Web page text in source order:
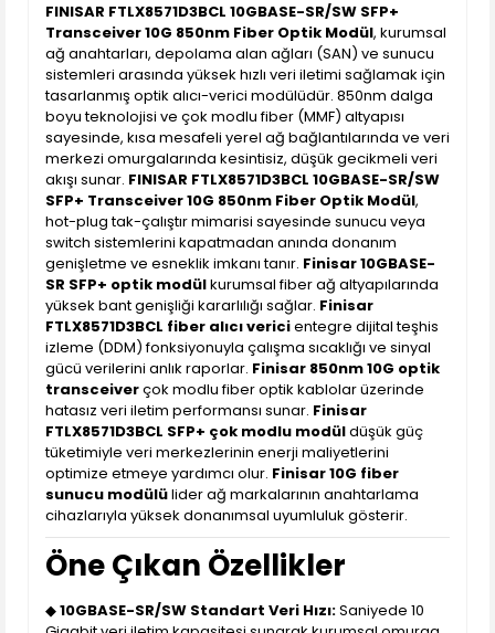
FINISAR FTLX8571D3BCL 10GBASE-SR/SW SFP+
Transceiver 10G 850nm Fiber Optik Modül, kurumsal
ağ anahtarları, depolama alan ağları (SAN) ve sunucu
sistemleri arasında yüksek hızlı veri iletimi sağlamak için
tasarlanmış optik alıcı-verici modülüdür. 850nm dalga
boyu teknolojisi ve çok modlu fiber (MMF) altyapısı
sayesinde, kısa mesafeli yerel ağ bağlantılarında ve veri
merkezi omurgalarında kesintisiz, düşük gecikmeli veri
akışı sunar. FINISAR FTLX8571D3BCL 10GBASE-SR/SW
SFP+ Transceiver 10G 850nm Fiber Optik Modül,
hot-plug tak-çalıştır mimarisi sayesinde sunucu veya
switch sistemlerini kapatmadan anında donanım
genişletme ve esneklik imkanı tanır. Finisar 10GBASE-
SR SFP+ optik modülkurumsal fiber ağ altyapılarında
yüksek bant genişliği kararlılığı sağlar. Finisar
FTLX8571D3BCL fiber alıcı vericientegre dijital teşhis
izleme (DDM) fonksiyonuyla çalışma sıcaklığı ve sinyal
gücü verilerini anlık raporlar. Finisar 850nm 10G optik
transceiverçok modlu fiber optik kablolar üzerinde
hatasız veri iletim performansı sunar. Finisar
FTLX8571D3BCL SFP+ çok modlu modüldüşük güç
tüketimiyle veri merkezlerinin enerji maliyetlerini
optimize etmeye yardımcı olur. Finisar 10G fiber
sunucu modülülider ağ markalarının anahtarlama
cihazlarıyla yüksek donanımsal uyumluluk gösterir.
Öne Çıkan Özellikler
◆10GBASE-SR/SW Standart Veri Hızı:Saniyede 10